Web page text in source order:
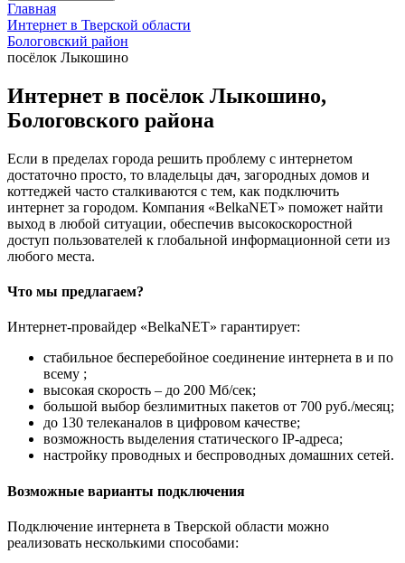
Главная
Интернет в Тверской области
Бологовский район
посёлок Лыкошино
Интернет в посёлок Лыкошино,
Бологовского района
Если в пределах города решить проблему с интернетом
достаточно просто, то владельцы дач, загородных домов и
коттеджей часто сталкиваются с тем, как подключить
интернет за городом. Компания «BelkaNET» поможет найти
выход в любой ситуации, обеспечив высокоскоростной
доступ пользователей к глобальной информационной сети из
любого места.
Что мы предлагаем?
Интернет-провайдер «BelkaNET» гарантирует:
стабильное бесперебойное соединение интернета в и по
всему ;
высокая скорость – до 200 Мб/сек;
большой выбор безлимитных пакетов от 700 руб./месяц;
до 130 телеканалов в цифровом качестве;
возможность выделения статического IP-адреса;
настройку проводных и беспроводных домашних сетей.
Возможные варианты подключения
Подключение интернета в Тверской области можно
реализовать несколькими способами: